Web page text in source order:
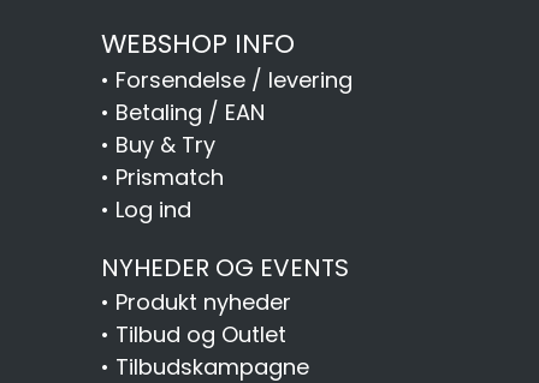
WEBSHOP INFO
• Forsendelse / levering
• Betaling / EAN
• Buy & Try
• Prismatch
• Log ind
NYHEDER OG EVENTS
• Produkt nyheder
• Tilbud og Outlet
• Tilbudskampagne